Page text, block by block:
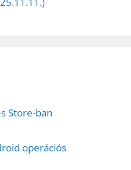
Store-ban
operációs